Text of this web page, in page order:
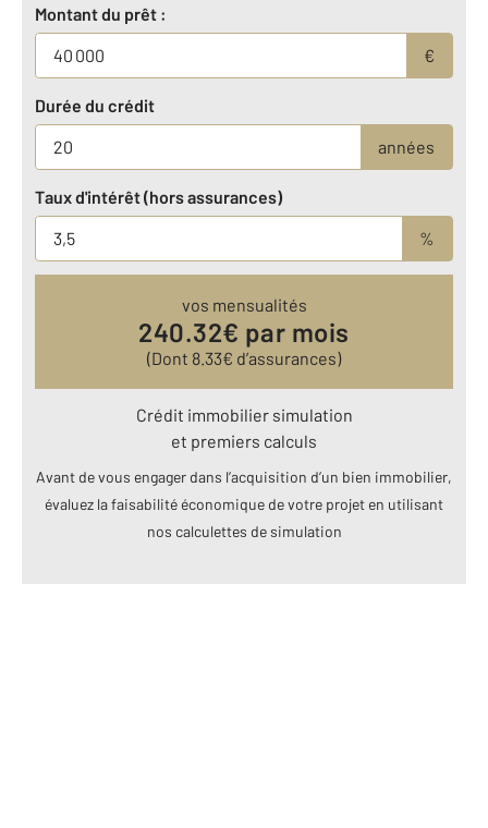
Montant du prêt :
€
Durée du crédit
années
Taux d'intérêt (hors assurances)
%
vos mensualités
240.32€ par mois
(Dont 8.33€ d’assurances)
Crédit immobilier simulation
et premiers calculs
Avant de vous engager dans l’acquisition d’un bien immobilier,
évaluez la faisabilité économique de votre projet en utilisant
nos calculettes de simulation